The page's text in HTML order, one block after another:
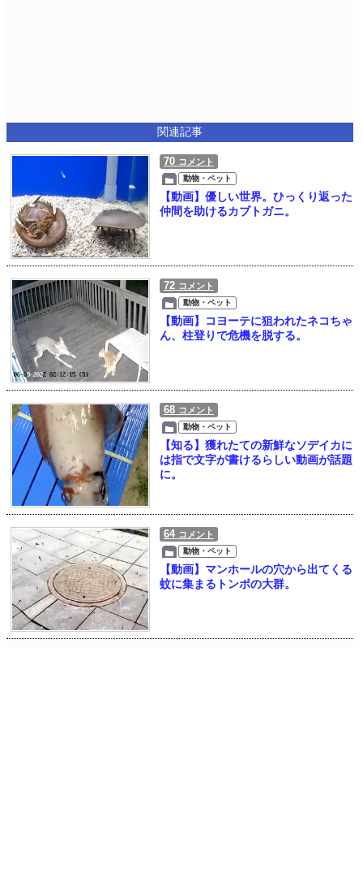
関連記事
70 コメント
動物・ペット
【動画】優しい世界。ひっくり返った
仲間を助けるカブトガニ。
72 コメント
動物・ペット
【動画】コヨーテに狙われたネコちゃ
ん、柱登りで危機を脱する。
68 コメント
動物・ペット
【知る】獲れたての新鮮なソデイカに
は指で文字が書けるらしい動画が話題
に。
64 コメント
動物・ペット
【動画】マンホールの穴から出てくる
蚊に集まるトンボの大群。